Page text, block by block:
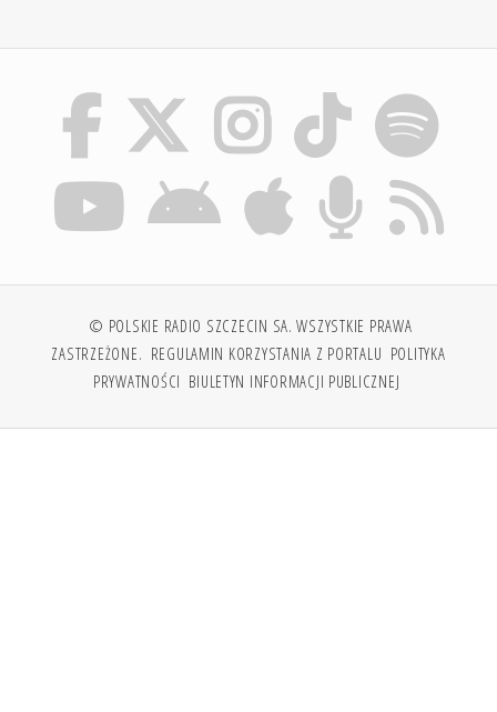
© POLSKIE RADIO SZCZECIN SA. WSZYSTKIE PRAWA
ZASTRZEŻONE. REGULAMIN KORZYSTANIA Z PORTALU POLITYKA
PRYWATNOŚCI BIULETYN INFORMACJI PUBLICZNEJ